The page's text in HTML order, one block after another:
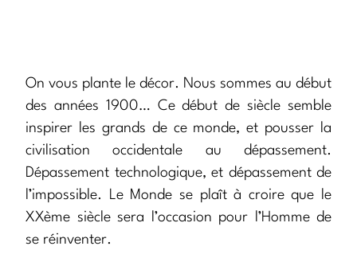
On vous plante le décor. Nous sommes au début
des années 1900… Ce début de siècle semble
inspirer les grands de ce monde, et pousser la
civilisation occidentale au dépassement.
Dépassement technologique, et dépassement de
l’impossible. Le Monde se plaît à croire que le
XXème siècle sera l’occasion pour l’Homme de
se réinventer.